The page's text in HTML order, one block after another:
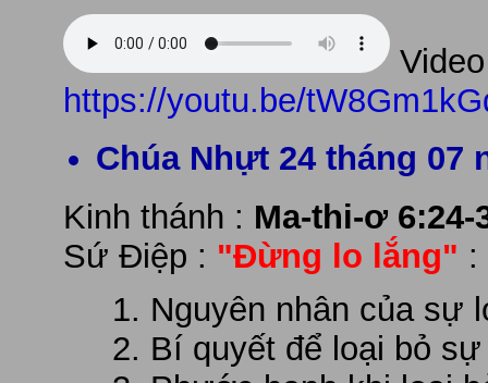
Video
https://youtu.be/
Chúa Nhựt 24 tháng 07
Kinh thánh : Ma-thi-ơ 6:24-
Sứ Điệp : "Đừng lo lắng" :
Nguyên nhân của sự
Bí quyết để loại bỏ